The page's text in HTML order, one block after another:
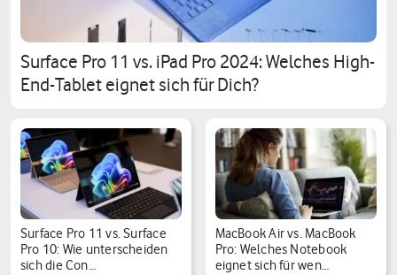
Surface Pro 11 vs. iPad Pro 2024: Welches High-
End-Tablet eignet sich für Dich?
Surface Pro 11 vs. Surface
Pro 10: Wie unterscheiden
sich die Con…
MacBook Air vs. MacBook
Pro: Welches Notebook
eignet sich für wen…